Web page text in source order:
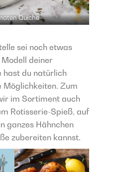
Quiche
sei noch etwas
deiner
du natürlich
Möglichkeiten. Zum
im Sortiment auch
Rotisserie-Spieß, auf
ganzes Hähnchen
zubereiten kannst.